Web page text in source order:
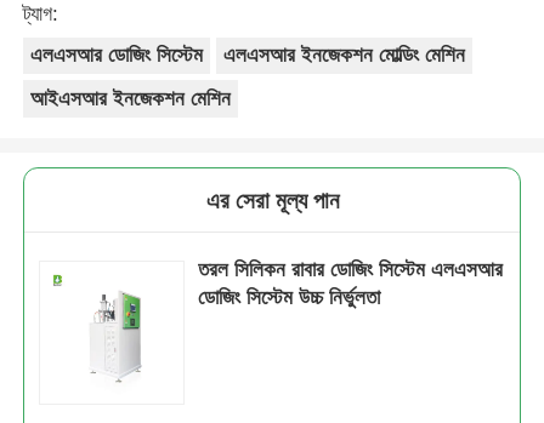
ট্যাগ:
এলএসআর ডোজিং সিস্টেম
এলএসআর ইনজেকশন মোল্ডিং মেশিন
আইএসআর ইনজেকশন মেশিন
এর সেরা মূল্য পান
তরল সিলিকন রাবার ডোজিং সিস্টেম এলএসআর
ডোজিং সিস্টেম উচ্চ নির্ভুলতা